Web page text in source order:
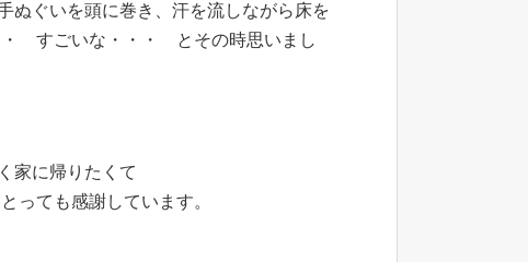
ぬぐいを頭に巻き、汗を流しながら床を
・ すごいな・・・ とその時思いまし
家に帰りたくて
っても感謝しています。